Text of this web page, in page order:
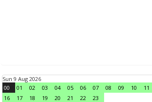
Sun 9 Aug 2026
00
01 02 03 04 05 06 07 08 09 10 11
16
17 18 19 20 21 22
23